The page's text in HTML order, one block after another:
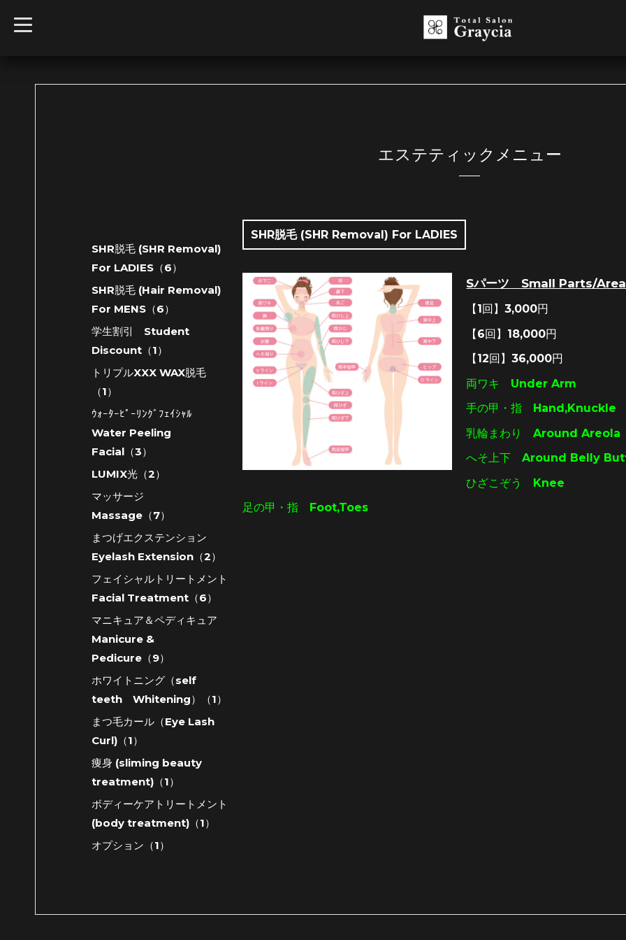
t
o
エステティックメニュー
SHR脱毛 (SHR Removal) For LADIES
Sパーツ Small Parts/
【1回】3,000円
【6回】18,000円
【12回】36,000円
両ワキ Under Arm
手の甲・指 Hand,Knuckle
乳輪まわり Around Areola
へそ上下 Around Belly
ひざこぞう Knee
足の甲・指 Foot,Toes
SHR脱毛 (SHR Removal)
For LADIES（6）
SHR脱毛 (Hair Removal)
For MENS（6）
学生割引 Student
Discount（1）
トリプルXXX WAX脱毛
（1）
ｳｫｰﾀｰﾋﾟｰﾘﾝｸﾞﾌｪｲｼｬﾙ
Water Peeling
Facial（3）
LUMIX光（2）
マッサージ
Massage（7）
まつげエクステンション
Eyelash Extension（2）
フェイシャルトリートメント
Facial Treatment（6）
マニキュア＆ペディキュア
Manicure &
Pedicure（9）
ホワイトニング（self
teeth Whitening）（1）
まつ毛カール（Eye Lash
Curl)（1）
痩身 (sliming beauty
treatment)（1）
ボディーケアトリートメント
(body treatment)（1）
オプション（1）